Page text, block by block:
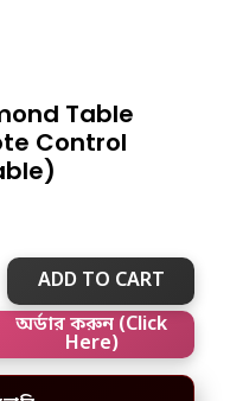
Table
Control
ADD TO CART
অর্ডার করুন (Click
Here)